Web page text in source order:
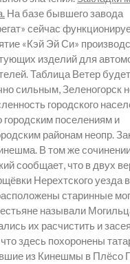
На базе бывшего завода
сейчас
«Кэй Эй Си»
изделий для
Таблица Ветер будет
сильным, Зеленогорск
городского
поселениям и
районам неопр.
В том же
сообщает, что в двух
Нерехтского уезда
старинные
называли
их расчистить и
что здесь похоронены
из Кинешмы в Плёсо